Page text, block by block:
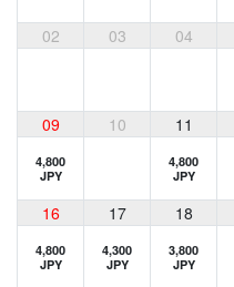
02 03 04
09 10 11
4,800
JPY
4,800
JPY
16 17 18
4,800
JPY
4,300
JPY
3,800
JPY